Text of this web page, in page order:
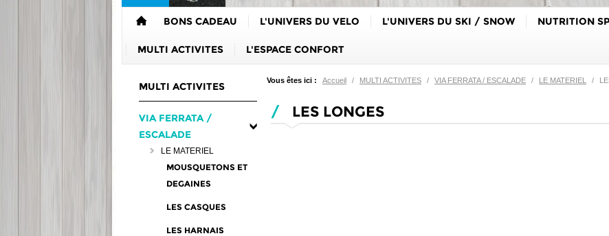
BONS CADEAU L'UNIVERS DU VELO L'UNIVERS DU SKI / SNOW NUTRITION
MULTI ACTIVITES L'ESPACE CONFORT
MULTI ACTIVITES
VIA FERRATA /
ESCALADE
LE MATERIEL
MOUSQUETONS ET
DEGAINES
LES CASQUES
LES HARNAIS
Vous êtes ici : Accueil / MULTI ACTIVITES / VIA FERRATA / ESCALADE / LE MATERIEL /
/ LES LONGES